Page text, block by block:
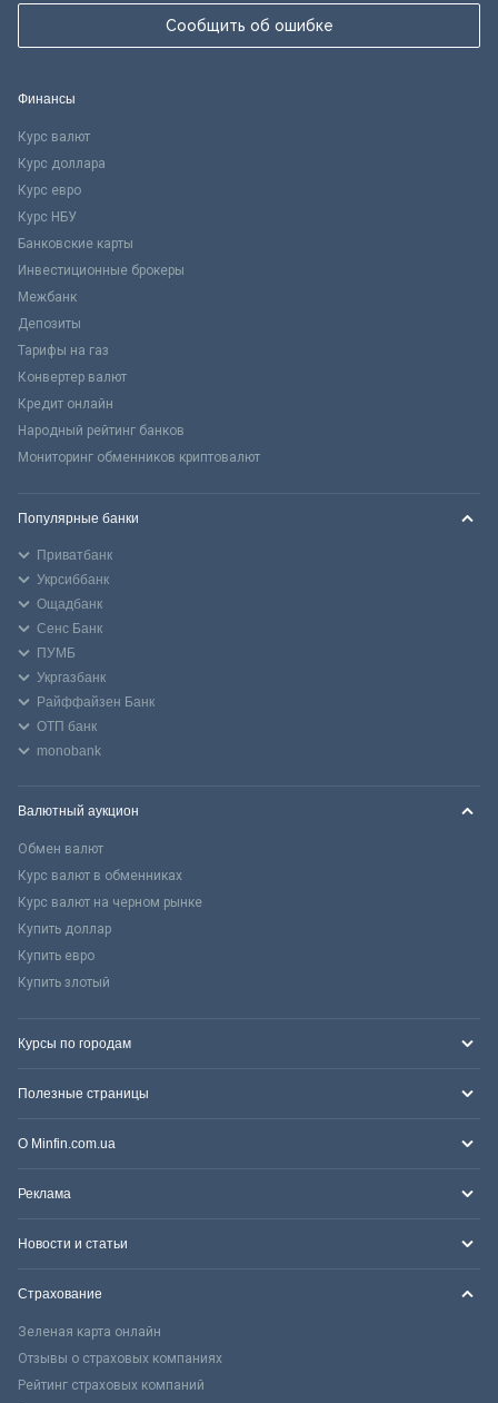
Сообщить об ошибке
Финансы
Курс валют
Курс доллара
Курс евро
Курс НБУ
Банковские карты
Инвестиционные брокеры
Межбанк
Депозиты
Тарифы на газ
Конвертер валют
Кредит онлайн
Народный рейтинг банков
Мониторинг обменников криптовалют
Популярные банки
Приватбанк
Укрсиббанк
Ощадбанк
Сенс Банк
ПУМБ
Укргазбанк
Райффайзен Банк
ОТП банк
monobank
Валютный аукцион
Обмен валют
Курс валют в обменниках
Курс валют на черном рынке
Купить доллар
Купить евро
Купить злотый
Курсы по городам
Полезные страницы
О Minfin.com.ua
Реклама
Новости и статьи
Страхование
Зеленая карта онлайн
Отзывы о страховых компаниях
Рейтинг страховых компаний